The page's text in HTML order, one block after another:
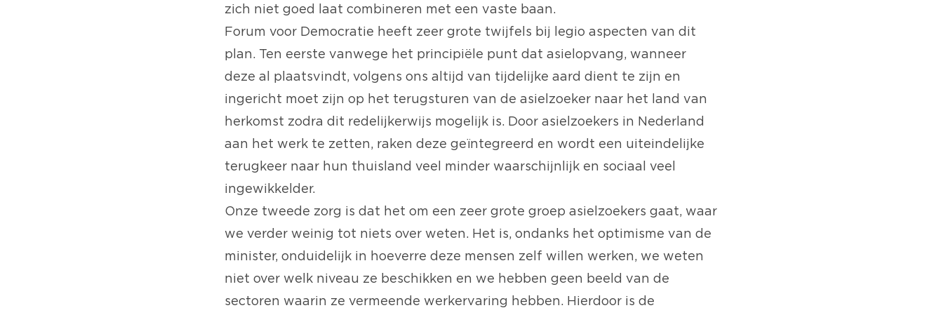
zich niet goed laat combineren met een vaste baan.
Forum voor Democratie heeft zeer grote twijfels bij legio aspecten van dit
plan. Ten eerste vanwege het principiële punt dat asielopvang, wanneer
deze al plaatsvindt, volgens ons altijd van tijdelijke aard dient te zijn en
ingericht moet zijn op het terugsturen van de asielzoeker naar het land van
herkomst zodra dit redelijkerwijs mogelijk is. Door asielzoekers in Nederland
aan het werk te zetten, raken deze geïntegreerd en wordt een uiteindelijke
terugkeer naar hun thuisland veel minder waarschijnlijk en sociaal veel
ingewikkelder.
Onze tweede zorg is dat het om een zeer grote groep asielzoekers gaat, waar
we verder weinig tot niets over weten. Het is, ondanks het optimisme van de
minister, onduidelijk in hoeverre deze mensen zelf willen werken, we weten
niet over welk niveau ze beschikken en we hebben geen beeld van de
sectoren waarin ze vermeende werkervaring hebben. Hierdoor is de